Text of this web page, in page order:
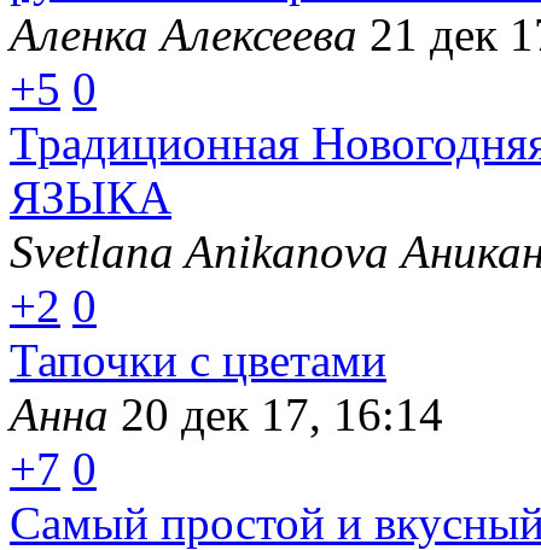
Аленка Алексеева 21 дек
+5 0
Традиционная
ЯЗЫКА
Svetlana Anikanova
+2 0
Тапочки с цветами
Анна 20 дек 17, 16:14
+7 0
Самый простой и